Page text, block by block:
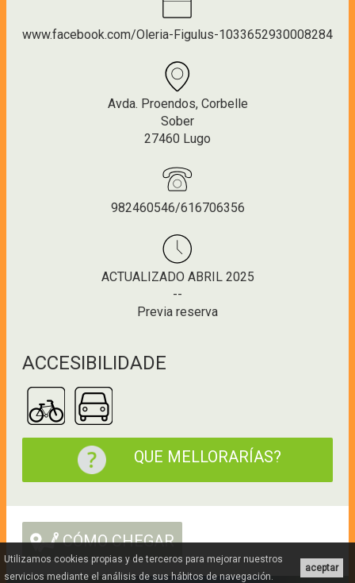
www.facebook.com/Oleria-Figulus-1033652930008284
Avda. Proendos, Corbelle
Sober
27460 Lugo
982460546/616706356
ACTUALIZADO ABRIL 2025
--
Previa reserva
ACCESIBILIDADE
QUE MELLORARÍAS?
CÓMO CHEGAR
aceptar
Utilizamos cookies propias y de terceros para mejorar nuestros
servicios mediante el análisis de sus hábitos de navegación.